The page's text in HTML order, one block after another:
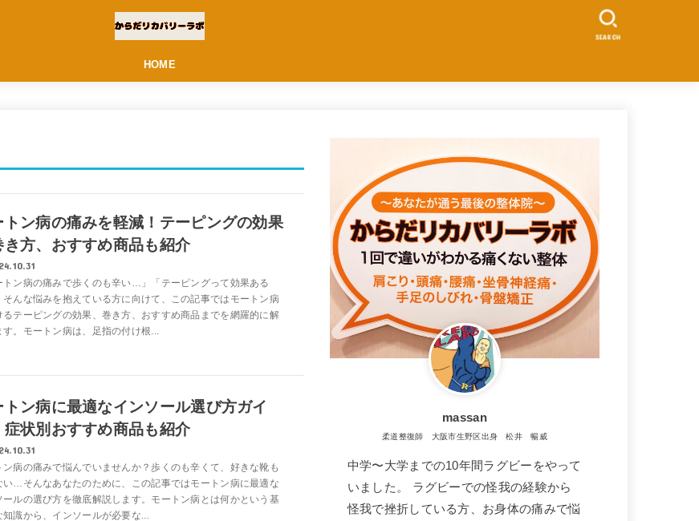
HOME
SEARCH
トン病の痛みを軽減！テーピングの効果
き方、おすすめ商品も紹介
トン病の痛みで歩くのも辛い…」「テーピングって効果ある
そんな悩みを抱えている方に向けて、この記事ではモートン病
るテーピングの効果、巻き方、おすすめ商品までを網羅的に解
す。モートン病は、足指の付け根...
トン病に最適なインソール選び方ガイ
症状別おすすめ商品も紹介
ン病の痛みで悩んでいませんか？歩くのも辛くて、好きな靴も
い…そんなあなたのために、この記事ではモートン病に最適な
ールの選び方を徹底解説します。モートン病とは何かという基
知識から、インソールが必要な...
massan
柔道整復師 大阪市生野区出身 松井 暢威
中学〜大学までの10年間ラグビーをやって
いました。 ラグビーでの怪我の経験から
怪我で挫折している方、お身体の痛みで悩